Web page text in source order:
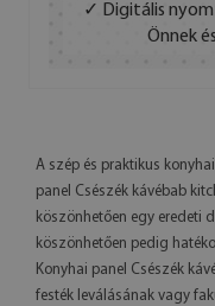
✓ Digitális
Önnek
A szép és praktikus
panel Csészék kávébab
köszönhetően egy eredeti
köszönhetően pedig
Konyhai panel Csészék
festék leválásának vagy